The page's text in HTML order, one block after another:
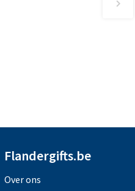
Flandergifts.be
Over ons